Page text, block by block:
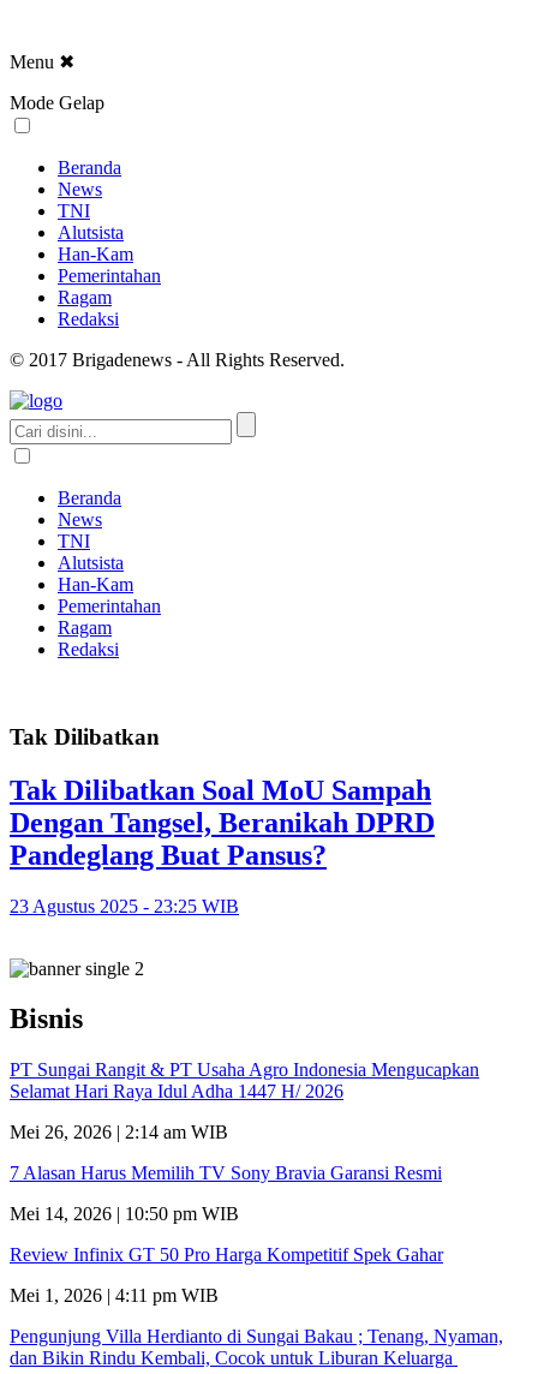
Menu ✖
Mode Gelap
Beranda
News
TNI
Alutsista
Han-Kam
Pemerintahan
Ragam
Redaksi
© 2017 Brigadenews - All Rights Reserved.
Beranda
News
TNI
Alutsista
Han-Kam
Pemerintahan
Ragam
Redaksi
Tak Dilibatkan
Tak Dilibatkan Soal MoU Sampah
Dengan Tangsel, Beranikah DPRD
Pandeglang Buat Pansus?
23 Agustus 2025 - 23:25 WIB
Bisnis
PT Sungai Rangit & PT Usaha Agro Indonesia Mengucapkan
Selamat Hari Raya Idul Adha 1447 H/ 2026
Mei 26, 2026 | 2:14 am WIB
7 Alasan Harus Memilih TV Sony Bravia Garansi Resmi
Mei 14, 2026 | 10:50 pm WIB
Review Infinix GT 50 Pro Harga Kompetitif Spek Gahar
Mei 1, 2026 | 4:11 pm WIB
Pengunjung Villa Herdianto di Sungai Bakau ; Tenang, Nyaman,
dan Bikin Rindu Kembali, Cocok untuk Liburan Keluarga